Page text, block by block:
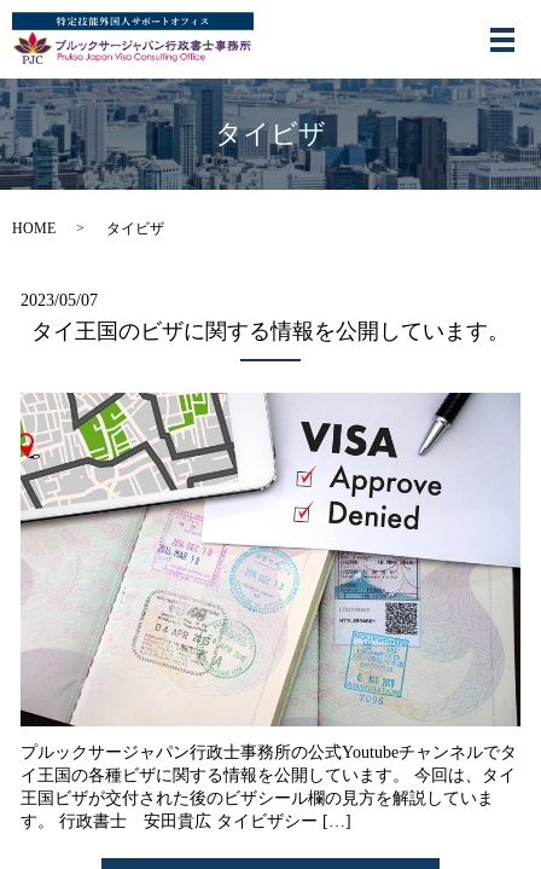
タイビザ
HOME タイビザ
2023/05/07
タイ王国のビザに関する情報を公開しています。
プルックサージャパン行政士事務所の公式Youtubeチャンネルでタ
イ王国の各種ビザに関する情報を公開しています。 今回は、タイ
王国ビザが交付された後のビザシール欄の見方を解説していま
す。 行政書士 安田貴広 タイビザシー […]